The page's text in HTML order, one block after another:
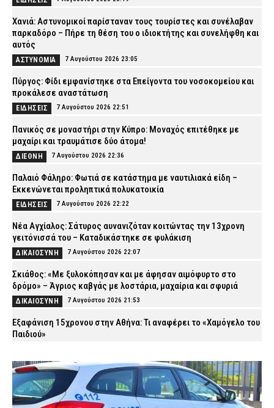
Χανιά: Αστυνομικοί παρίσταναν τους τουρίστες και συνέλαβαν
παρκαδόρο – Πήρε τη θέση του ο ιδιοκτήτης και συνελήφθη και
αυτός
ΑΣΤΥΝΟΜΙΑ 7 Αυγούστου 2026 23:05
Πύργος: Φίδι εμφανίστηκε στα Επείγοντα του νοσοκομείου και
προκάλεσε αναστάτωση
ΕΙΔΗΣΕΙΣ 7 Αυγούστου 2026 22:51
Πανικός σε μοναστήρι στην Κύπρο: Μοναχός επιτέθηκε με
μαχαίρι και τραυμάτισε δύο άτομα!
ΔΙΕΘΝΗ 7 Αυγούστου 2026 22:36
Παλαιό Φάληρο: Φωτιά σε κατάστημα με ναυτιλιακά είδη –
Εκκενώνεται προληπτικά πολυκατοικία
ΕΙΔΗΣΕΙΣ 7 Αυγούστου 2026 22:22
Νέα Αγχίαλος: Σάτυρος αυνανιζόταν κοιτώντας την 13χρονη
γειτόνισσά του – Καταδικάστηκε σε φυλάκιση
ΔΙΚΑΙΟΣΥΝΗ 7 Αυγούστου 2026 22:07
Σκιάθος: «Με ξυλοκόπησαν και με άφησαν αιμόφυρτο στο
δρόμο» – Άγριος καβγάς με λοστάρια, μαχαίρια και σφυριά
ΔΙΚΑΙΟΣΥΝΗ 7 Αυγούστου 2026 21:53
Εξαφάνιση 15χρονου στην Αθήνα: Τι αναφέρει το «Χαμόγελο του
Παιδιού»
Συνελήφθησαν σε Καβάλα και Αλεξανδρούπολη τρεις άνδρες
για ναρκωτικά και λαθραίο καπνό
ΑΣΤΥΝΟΜΙΑ 7 Αυγούστου 2026 21:24